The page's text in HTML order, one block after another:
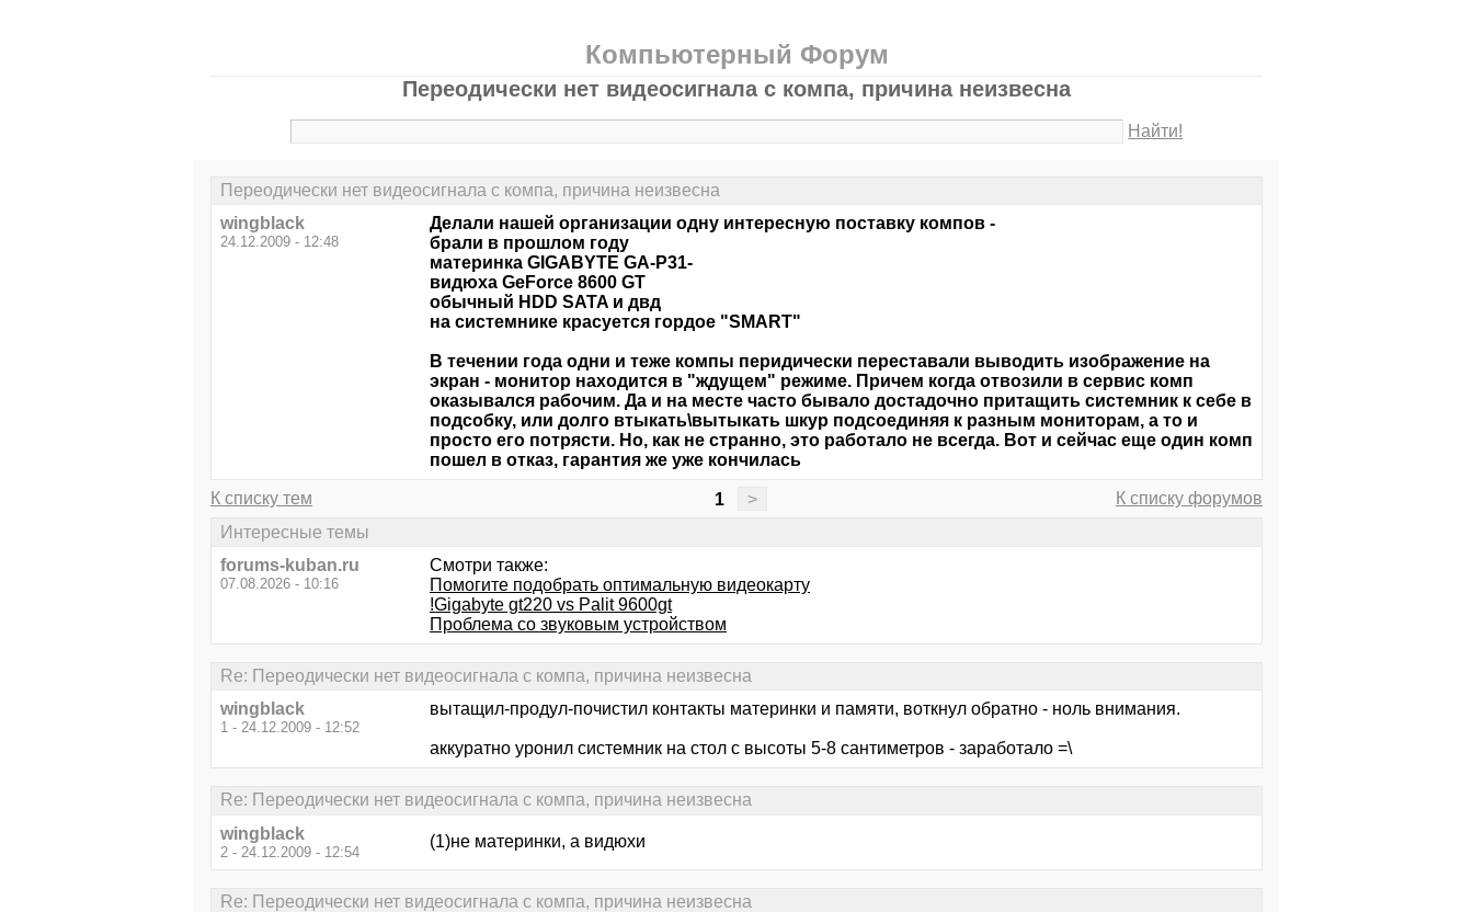
Компьютерный Форум
Переодически нет видеосигнала с компа, причина неизвесна
Найти!
Переодически нет видеосигнала с компа, причина неизвесна
wingblack
24.12.2009 - 12:48
Делали нашей организации одну интересную поставку компов -
брали в прошлом году
материнка GIGABYTE GA-P31-
видюха GeForce 8600 GT
обычный HDD SATA и двд
на системнике красуется гордое "SMART"
В течении года одни и теже компы перидически переставали выводить изображение на
экран - монитор находится в "ждущем" режиме. Причем когда отвозили в сервис комп
оказывался рабочим. Да и на месте часто бывало достадочно притащить системник к себе в
подсобку, или долго втыкать\вытыкать шкур подсоединяя к разным мониторам, а то и
просто его потрясти. Но, как не странно, это работало не всегда. Вот и сейчас еще один комп
пошел в отказ, гарантия же уже кончилась
К списку тем 1 >
К списку форумов
Интересные темы
forums-kuban.ru
07.08.2026 - 10:16
Смотри также:
Помогите подобрать оптимальную видеокарту
!Gigabyte gt220 vs Palit 9600gt
Проблема со звуковым устройством
Re: Переодически нет видеосигнала с компа, причина неизвесна
wingblack
1 - 24.12.2009 - 12:52
вытащил-продул-почистил контакты материнки и памяти, воткнул обратно - ноль внимания.
аккуратно уронил системник на стол с высоты 5-8 сантиметров - заработало =\
Re: Переодически нет видеосигнала с компа, причина неизвесна
wingblack
2 - 24.12.2009 - 12:54
(1)не материнки, а видюхи
Re: Переодически нет видеосигнала с компа, причина неизвесна